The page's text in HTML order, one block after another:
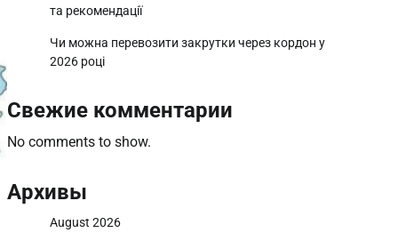
та рекомендації
Чи можна перевозити закрутки через кордон у
2026 році
Свежие комментарии
No comments to show.
Архивы
August 2026